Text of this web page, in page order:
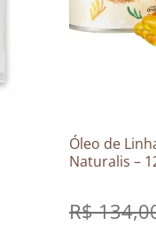
Óleo de
Naturalis –
R$